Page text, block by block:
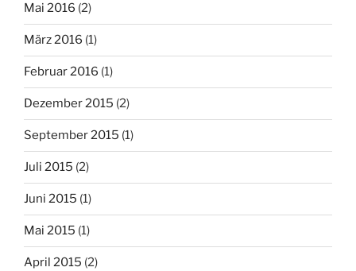
Mai 2016 (2)
März 2016 (1)
Februar 2016 (1)
Dezember 2015 (2)
September 2015 (1)
Juli 2015 (2)
Juni 2015 (1)
Mai 2015 (1)
April 2015 (2)